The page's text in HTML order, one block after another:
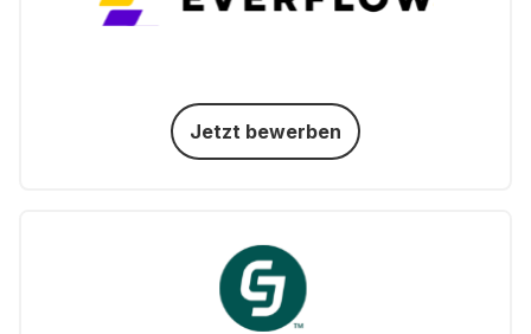
Jetzt bewerben